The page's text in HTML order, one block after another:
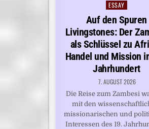
Posted
in
ESSAY
Auf den Spuren
Livingstones: Der
als Schlüssel zu
Handel und Mission
Jahrhundert
7. AUGUST 2026
Die Reise zum Zambesi
mit den
missionarischen und
Interessen des 19.